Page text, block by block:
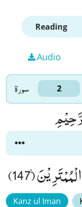
Reading
Audio
سورۃ 2
(147)
Kanz ul Iman